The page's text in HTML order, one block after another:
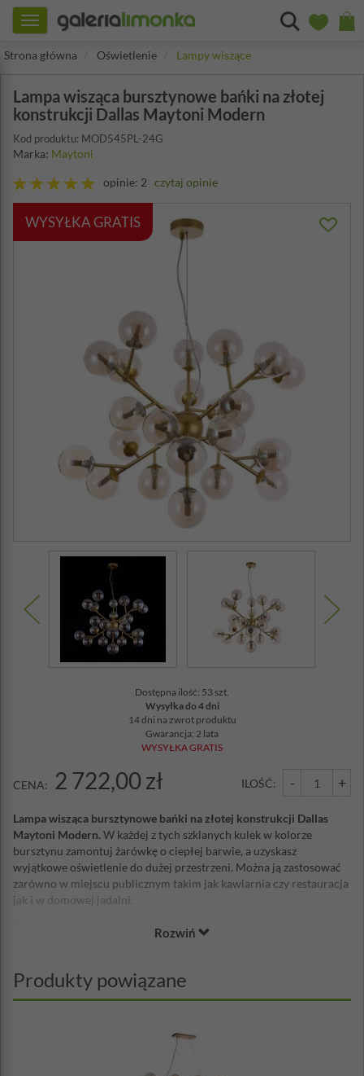
Toggle
navigation
Strona główna
Oświetlenie Lampy wiszące
Lampa wisząca bursztynowe bańki na złotej
konstrukcji Dallas Maytoni Modern
Kod produktu: MOD545PL-24G
Marka: Maytoni
opinie: 2 czytaj opinie
WYSYŁKA GRATIS
Dostępna ilość: 53 szt.
Wysyłka do 4 dni
14 dni na zwrot produktu
Gwarancja: 2 lata
WYSYŁKA GRATIS
CENA: 2 722,00 zł ILOŚĆ: - +
Lampa wisząca bursztynowe bańki na złotej konstrukcji Dallas
Maytoni Modern.W każdej z tych szklanych kulek w kolorze
bursztynu zamontuj żarówkę o ciepłej barwie, a uzyskasz
wyjątkowe oświetlenie do dużej przestrzeni. Można ją zastosować
zarówno w miejscu publicznym takim jak kawiarnia czy restauracja
jak i w domowej jadalni.
ExtraHeatProtection pomaga zapobiegać przegrzaniu części i
Technologia ExtraHeatGuard znacznie zmniejsza nagrzewanie
części, zapewniając nieprzerwaną pracę i długą żywotność lampy.
farb zapobiega blaknięciu kolorów lampy dzięki dodaniu
opatentowanego blokera ultrafioletowego do składu chemicznego
farby, co zapewnia stabilność farby i minimalizuje zużycie.
Rozwiń
Produkty powiązane